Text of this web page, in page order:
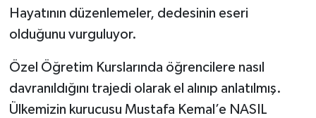
Hayatının düzenlemeler, dedesinin eseri
olduğunu vurguluyor.
Özel Öğretim Kurslarında öğrencilere nasıl
davranıldığını trajedi olarak el alınıp anlatılmış.
Ülkemizin kurucusu Mustafa Kemal’e NASIL